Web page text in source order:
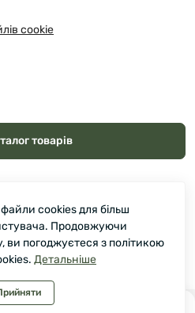
0
cookie
товарів
© 2026
cookies для більш
Продовжуючи
ви погоджуєтеся з політикою
Детальніше